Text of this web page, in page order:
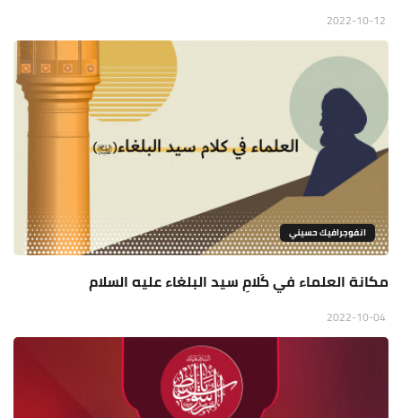
انفوجرافيك حسيني
مكانة العلماء في كَلامِ سيد البلغاء عليه السلام